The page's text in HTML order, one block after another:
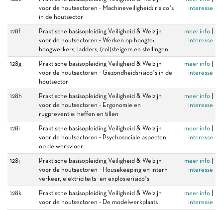
voor de houtsectoren - Machineveiligheid: risico’s
in de houtsector
interesse
128f
Praktische basisopleiding Veiligheid & Welzijn
voor de houtsectoren - Werken op hoogte:
hoogwerkers, ladders, (rol)steigers en stellingen
meer info
interesse
128g
Praktische basisopleiding Veiligheid & Welzijn
voor de houtsectoren - Gezondheidsrisico’s in de
houtsector
meer info
interesse
128h
Praktische basisopleiding Veiligheid & Welzijn
voor de houtsectoren - Ergonomie en
rugpreventie: heffen en tillen
meer info
interesse
128i
Praktische basisopleiding Veiligheid & Welzijn
voor de houtsectoren - Psychosociale aspecten
op de werkvloer
meer info
interesse
128j
Praktische basisopleiding Veiligheid & Welzijn
voor de houtsectoren - Housekeeping en intern
verkeer, elektriciteits- en explosierisico’s
meer info
interesse
128k
Praktische basisopleiding Veiligheid & Welzijn
voor de houtsectoren - De modelwerkplaats
meer info
interesse